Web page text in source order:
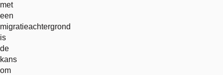
met
een
migratieachtergrond
is
de
kans
om